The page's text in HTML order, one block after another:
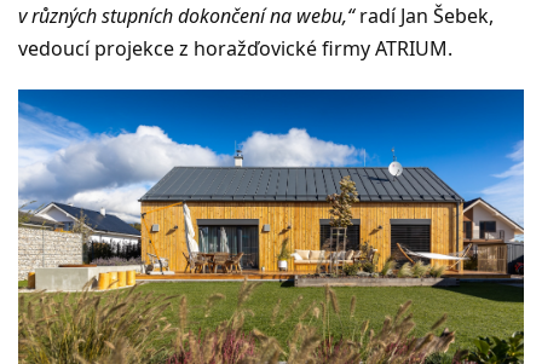
v různých stupních dokončení na webu,“radí Jan Šebek,
vedoucí projekce z horažďovické firmy ATRIUM.